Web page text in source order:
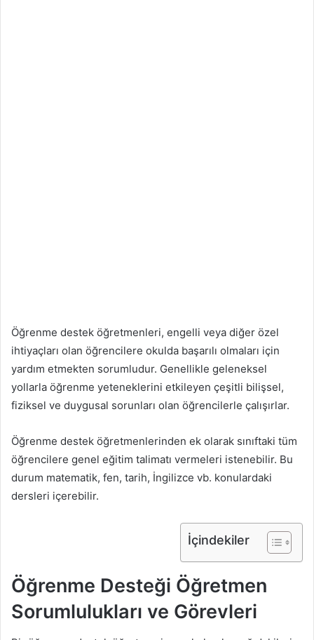
Öğrenme destek öğretmenleri, engelli veya diğer özel
ihtiyaçları olan öğrencilere okulda başarılı olmaları için
yardım etmekten sorumludur. Genellikle geleneksel
yollarla öğrenme yeteneklerini etkileyen çeşitli bilişsel,
fiziksel ve duygusal sorunları olan öğrencilerle çalışırlar.
Öğrenme destek öğretmenlerinden ek olarak sınıftaki tüm
öğrencilere genel eğitim talimatı vermeleri istenebilir. Bu
durum matematik, fen, tarih, İngilizce vb. konulardaki
dersleri içerebilir.
İçindekiler
Öğrenme Desteği Öğretmen
Sorumlulukları ve Görevleri